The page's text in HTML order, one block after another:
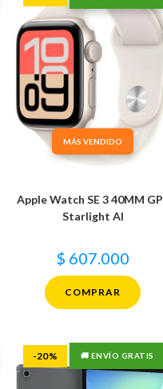
MÁS VENDIDO
Apple Watch SE 3 40MM
Starlight Al
$ 607.000
COMPRAR
🚚 ENVÍO GRATIS
-20%